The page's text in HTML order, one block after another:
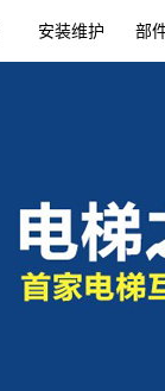
安装维护 部